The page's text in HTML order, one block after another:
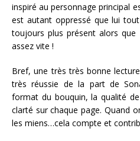
inspiré au personnage principal
est autant oppressé que lui
toujours plus présent alors que
assez vite !
Bref, une très très bonne
très réussie de la part de
format du bouquin, la qualité
clarté sur chaque page. Quand
les miens…cela compte et